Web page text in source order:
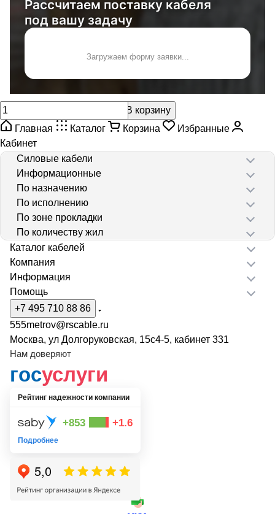
Рассчитаем поставку кабеля
под вашу задачу
Загружаем форму заявки...
В корзину
Главная
Каталог Корзина
Избранные
Кабинет
Силовые кабели
Информационные
По назначению
По исполнению
По зоне прокладки
По количеству жил
Каталог кабелей
Компания
Информация
Помощь
+7 495 710 88 86
555metrov@rscable.ru
Москва, ул Долгоруковская, 15с4-5, кабинет 331
Нам доверяют
госуслуги
Рейтинг надежности компании
+853 +1.6
Подробнее